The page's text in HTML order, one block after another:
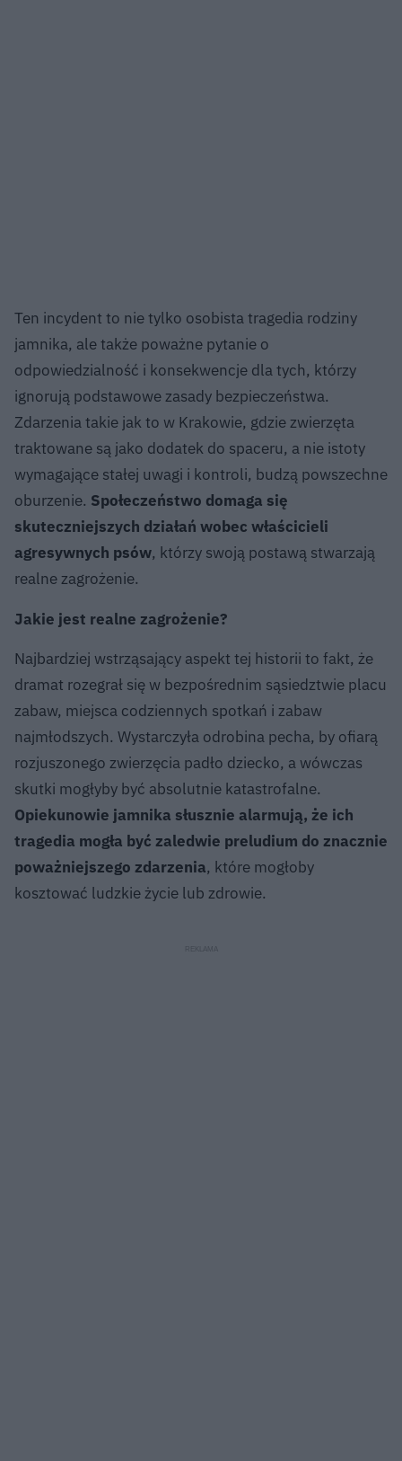
Ten incydent to nie tylko osobista tragedia rodziny
jamnika, ale także poważne pytanie o
odpowiedzialność i konsekwencje dla tych, którzy
ignorują podstawowe zasady bezpieczeństwa.
Zdarzenia takie jak to w Krakowie, gdzie zwierzęta
traktowane są jako dodatek do spaceru, a nie istoty
wymagające stałej uwagi i kontroli, budzą powszechne
oburzenie. Społeczeństwo domaga się
skuteczniejszych działań wobec właścicieli
agresywnych psów, którzy swoją postawą stwarzają
realne zagrożenie.
Jakie jest realne zagrożenie?
Najbardziej wstrząsający aspekt tej historii to fakt, że
dramat rozegrał się w bezpośrednim sąsiedztwie placu
zabaw, miejsca codziennych spotkań i zabaw
najmłodszych. Wystarczyła odrobina pecha, by ofiarą
rozjuszonego zwierzęcia padło dziecko, a wówczas
skutki mogłyby być absolutnie katastrofalne.
Opiekunowie jamnika słusznie alarmują, że ich
tragedia mogła być zaledwie preludium do znacznie
poważniejszego zdarzenia, które mogłoby
kosztować ludzkie życie lub zdrowie.